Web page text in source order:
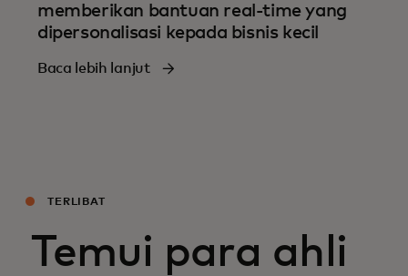
memberikan bantuan real-time yang
dipersonalisasi kepada bisnis kecil
Baca lebih lanjut
TERLIBAT
Temui para ahli